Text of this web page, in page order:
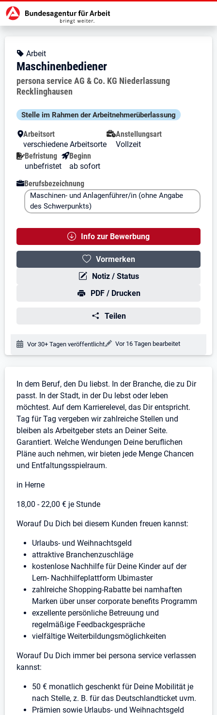
Zur Jobsuche Startseite
Stellendetails zu:
Maschinenbediener
Maschinenbediener
Kopfbereich
Angebotsart:
Arbeit
Maschinenbediener
Arbeitgeber:
persona service AG & Co. KG Niederlassung
Recklinghausen
Besondere Merkmale
Stelle im Rahmen der Arbeit­nehmer­über­lassung
Arbeitsort
verschiedene Arbeitsorte
Anstellungsart
Vollzeit
Befristung
unbefristet
Beginn
ab sofort
Berufsbezeichnung
Maschinen- und Anlagenführer/in (ohne Angabe
des Schwerpunkts)
Info zur Bewerbung
Vormerken
Notiz / Status
PDF / Drucken
Teilen
Veröffentlichungsdatum:
Vor 30+ Tagen veröffentlicht Änderungsdatum:
Vor 16 Tagen bearbeitet
Stellenbeschreibung
In dem Beruf, den Du liebst. In der Branche, die zu Dir
passt. In der Stadt, in der Du lebst oder leben
möchtest. Auf dem Karrierelevel, das Dir entspricht.
Tag für Tag vergeben wir zahlreiche Stellen und
bleiben als Arbeitgeber stets an Deiner Seite.
Garantiert. Welche Wendungen Deine beruflichen
Pläne auch nehmen, wir bieten jede Menge Chancen
und Entfaltungsspielraum.
in Herne
18,00 - 22,00 € je Stunde
Worauf Du Dich bei diesem Kunden freuen kannst:
Urlaubs- und Weihnachtsgeld
attraktive Branchenzuschläge
kostenlose Nachhilfe für Deine Kinder auf der
Lern- Nachhilfeplattform Ubimaster
zahlreiche Shopping-Rabatte bei namhaften
Marken über unser corporate benefits Programm
exzellente persönliche Betreuung und
regelmäßige Feedbackgespräche
vielfältige Weiterbildungsmöglichkeiten
Worauf Du Dich immer bei persona service verlassen
kannst:
50 € monatlich geschenkt für Deine Mobilität je
nach Stelle, z. B. für das Deutschlandticket uvm.
Prämien sowie Urlaubs- und Weihnachtsgeld